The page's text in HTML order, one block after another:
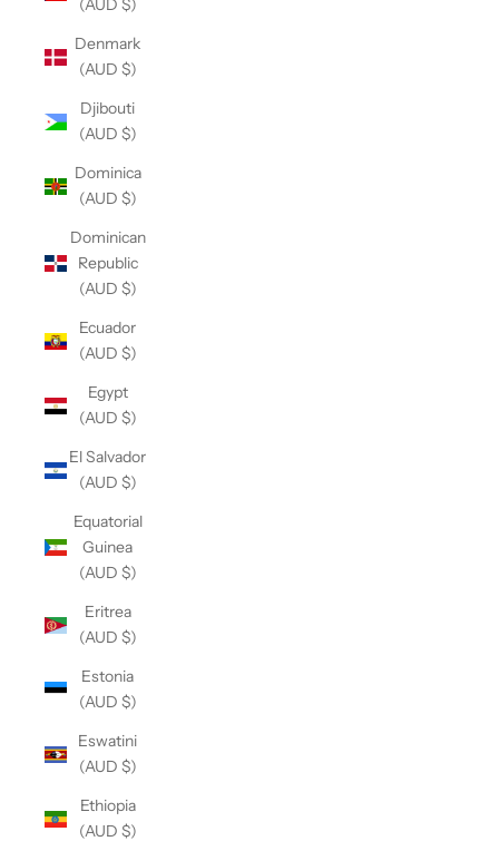
(AUD $)
Denmark
(AUD $)
Djibouti
(AUD $)
Dominica
(AUD $)
Dominican
Republic
(AUD $)
Ecuador
(AUD $)
Egypt
(AUD $)
El Salvador
(AUD $)
Equatorial
Guinea
(AUD $)
Eritrea
(AUD $)
Estonia
(AUD $)
Eswatini
(AUD $)
Ethiopia
(AUD $)